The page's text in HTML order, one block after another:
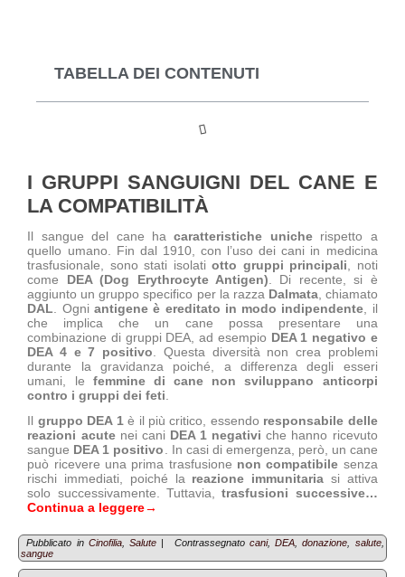
TABELLA DEI CONTENUTI
I GRUPPI SANGUIGNI DEL CANE E
LA COMPATIBILITÀ
Il sangue del cane hacaratteristiche unicherispetto a
quello umano. Fin dal 1910, con l’uso dei cani in medicina
trasfusionale, sono stati isolatiotto gruppi principali , noti
come DEA (Dog Erythrocyte Antigen) . Di recente, si è
aggiunto un gruppo specifico per la razza Dalmata, chiamato
DAL . Ogni antigene è ereditato in modo indipendente , il
che implica che un cane possa presentare una
combinazione di gruppi DEA, ad esempio DEA 1 negativo e
DEA 4 e 7 positivo . Questa diversità non crea problemi
durante la gravidanza poiché, a differenza degli esseri
umani, le femmine di cane non sviluppano anticorpi
contro i gruppi dei feti
Il gruppo DEA 1 è il più critico, essendo responsabile delle
reazioni acutenei cani DEA 1 negativi che hanno ricevuto
sangue DEA 1 positivo . In casi di emergenza, però, un cane
può ricevere una prima trasfusione non compatibile senza
rischi immediati, poiché la reazione immunitaria si attiva
solo successivamente. Tuttavia,trasfusioni successive…
Continua a leggere→
Pubblicato in Cinofilia,Salute | Contrassegnato cani,DEA ,donazione salute,
sangue